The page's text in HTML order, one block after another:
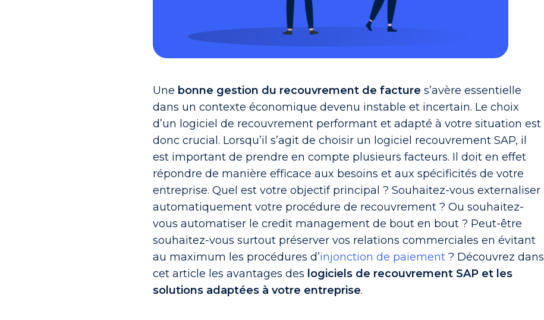
Une bonne gestion du recouvrement de facture s’avère essentielle
dans un contexte économique devenu instable et incertain. Le choix
d’un logiciel de recouvrement performant et adapté à votre situation est
donc crucial. Lorsqu’il s’agit de choisir un logiciel recouvrement SAP, il
est important de prendre en compte plusieurs facteurs. Il doit en effet
répondre de manière efficace aux besoins et aux spécificités de votre
entreprise.Quel est votre objectif principal ? Souhaitez-vous externaliser
automatiquement votre procédure de recouvrement ? Ou souhaitez-
vous automatiser le credit management de bout en bout ? Peut-être
souhaitez-vous surtout préserver vos relations commerciales en évitant
au maximum les procédures d’injonction de paiement ? Découvrez dans
cet article les avantages des logiciels de recouvrement SAP et les
solutions adaptées à votre entreprise.